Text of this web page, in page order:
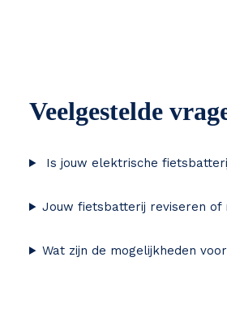
Veelgestelde
Is jouw elektrische
Jouw fietsbatterij reviseren of
Wat zijn de mogelijkheden